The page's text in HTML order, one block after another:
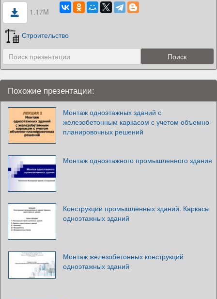
1.17M
Строительство
Похожие презентации:
Монтаж одноэтажных зданий с
железобетонным каркасом с учетом объемно-
планировочных решений
Монтаж одноэтажного промышленного здания
Конструкции промышленных зданий. Каркасы
одноэтажных зданий
Монтаж железобетонных конструкций
одноэтажных зданий